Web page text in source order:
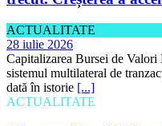
ACTUALITATE
28 iulie 2026
Capitalizarea Bursei de Valori
sistemul multilateral de
dată în istorie[...]
ACTUALITATE
Miza următorului